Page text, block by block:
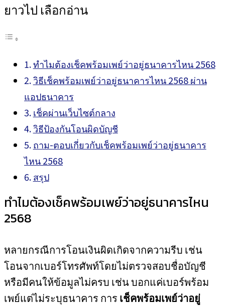
ยาวไป เลือกอ่าน
ทำไมต้องเช็คพร้อมเพย์ว่าอยู่ธนาคารไหน 2568
วิธีเช็คพร้อมเพย์ว่าอยู่ธนาคารไหน 2568 ผ่าน
แอปธนาคาร
เช็คผ่านเว็บไซต์กลาง
วิธีป้องกันโอนผิดบัญชี
ถาม-ตอบเกี่ยวกับเช็คพร้อมเพย์ว่าอยู่ธนาคาร
ไหน 2568
สรุป
ทำไมต้องเช็คพร้อมเพย์ว่าอยู่ธนาคารไหน
2568
หลายกรณีการโอนเงินผิดเกิดจากความรีบ เช่น
โอนจากเบอร์โทรศัพท์โดยไม่ตรวจสอบชื่อบัญชี
หรือมีคนให้ข้อมูลไม่ครบ เช่น บอกแค่เบอร์พร้อม
เพย์แต่ไม่ระบุธนาคาร การ เช็คพร้อมเพย์ว่าอยู่